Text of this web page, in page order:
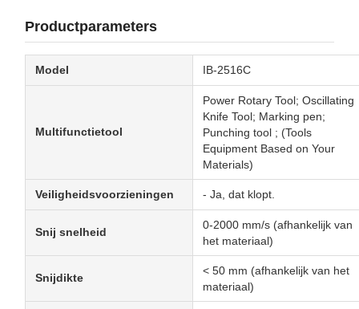
Productparameters
Model IB-2516C
Multifunctietool
Power Rotary Tool; Oscillating
Knife Tool; Marking pen;
Punching tool ; (Tools
Equipment Based on Your
Materials)
Veiligheidsvoorzieningen - Ja, dat klopt.
Snij snelheid
0-2000 mm/s (afhankelijk van
het materiaal)
Snijdikte
< 50 mm (afhankelijk van het
materiaal)